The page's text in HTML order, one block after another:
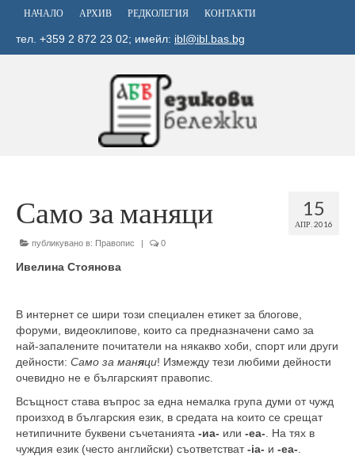
НАЧАЛО АРХИВ РЕДКОЛЕГИЯ КОНТАКТИ
тел. +359 2 872 23 02; имейл: ibl@ibl.bas.bg
15
АПР. 2016
Само за маняци
публикувано в: Правопис | 0
Ивелина Стоянова
В интернет се шири този специален етикет за блогове,
форуми, видеоклипове, които са предназначени само за
най-запалените почитатели на някакво хоби, спорт или други
дейности: Само за маняци! Измежду тези любими дейности
очевидно не е българският правопис.
Всъщност става въпрос за една немалка група думи от чужд
произход в българския език, в средата на които се срещат
нетипичните буквени съчетанията -иа- или -еа- . На тях в
чуждия език (често английски) съответстват-ia- и -ea-